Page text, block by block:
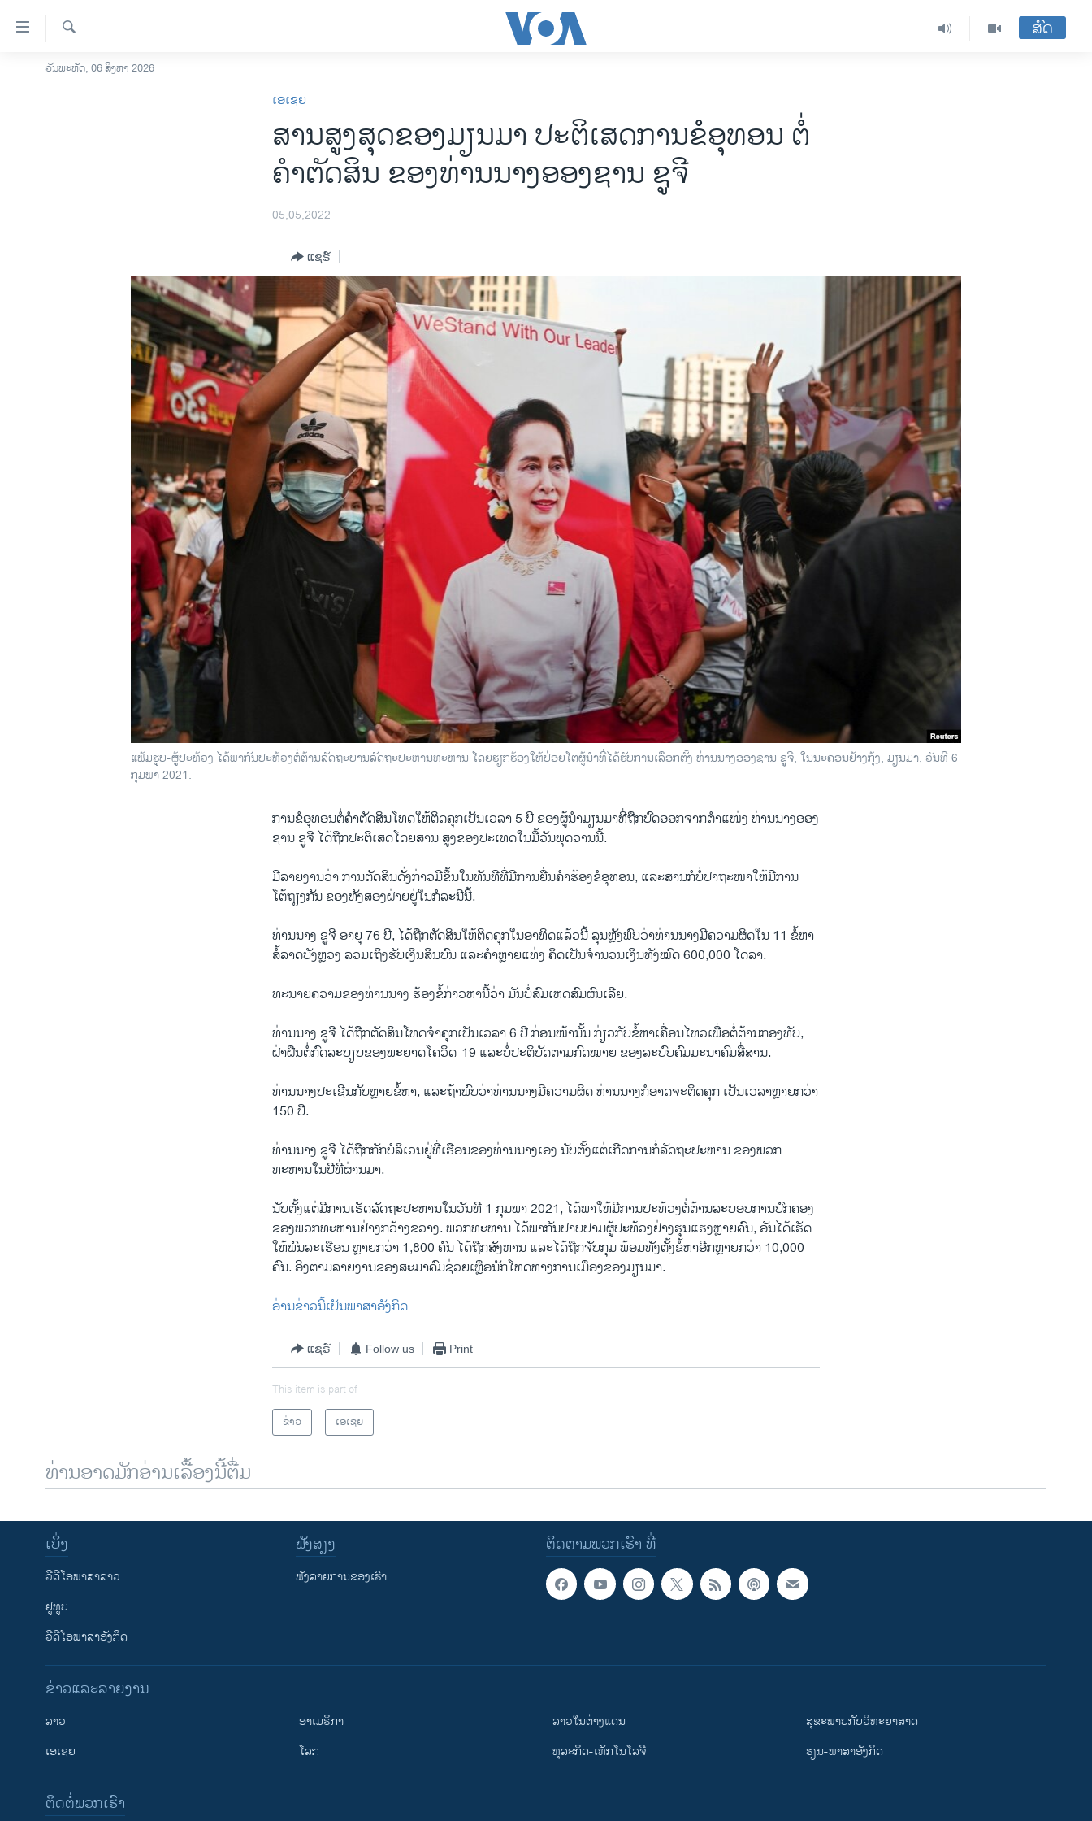
ລິ້ງ
ສຳຫລັບ
ໂຮມເພຈ
ອິດສະຫຼະພາບດ້ານການຂ່າວ
ວິທະຍາສາດ-ເທັກໂນໂລຈີ
ຄົ້ນຫາ
ສົດ
ວັນພະຫັດ, 06 ສິງຫາ 2026
ເອເຊຍ
ສານສູງສຸດຂອງມຽນມາ ປະຕິເສດການຂໍອຸທອນ ຕໍ່
ຄຳ​ຕັດ​ສິນ ຂອງທ່ານນາງອອງຊານ ຊູຈີ
05,05,2022
ແຊຣ໌
ແຟ້ມຮູບ-ຜູ້ປະທ້ວງ ໄດ້ພາກັນປະທ້ວງຕໍ່ຕ້ານລັດຖະບານລັດຖະປະຫານທະຫານ ໂດຍຮຽກຮ້ອງໃຫ້ປ່ອຍໂຕຜູ້ນໍາທີ່ໄດ້ຮັບການເລືອກຕັ້ງ ທ່ານນາງອອງຊານ ຊູຈີ, ໃນນະຄອນຢ້າງກຸ້ງ, ມຽນມາ, ວັນທີ 6
ກຸມພາ 2021.
ການ​ຂໍ​ອຸ​ທອນ​ຕໍ່​ຄຳຕັດສິນໂທດ​ໃຫ້ຕິດຄຸກເປັນເວລາ 5 ປີ ຂອງຜູ້ນໍາມຽນມາທີ່ຖືກປົດ​ອອກ​ຈາກ​ຕຳ​ແໜ່ງ ທ່ານນາງອອງ
ຊານ ຊູຈີ ໄດ້ຖືກປະຕິເສດໂດຍສານ ສູງຂອງປະເທດໃນມື້ວັນພຸດວານນີ້.
ມີລາຍງານວ່າ ການຕັດສິນດັ່ງກ່າວມີຂຶ້ນໃນທັນທີທີ່ມີການຍື່ນຄໍາຮ້ອງຂໍອຸທອນ, ແລະສານກໍບໍ່ປາຖະໜາໃຫ້ມີການ
ໂຕ້ຖຽງກັນ ຂອງທັງສອງຝ່າຍຢູ່ໃນກໍລະນີນີ້.
ທ່ານນາງ ຊູຈີ ອາຍຸ 76 ປີ, ໄດ້ຖືກຕັດສິນໃຫ້ຕິດຄຸກໃນອາທິດແລ້ວນີ້ ລຸນຫຼັງພົບວ່າທ່ານນາງມີຄວາມຜິດໃນ 11 ຂໍ້ຫາ
ສໍ້ລາດບັງຫຼວງ ລວມເຖິງຮັບເງິນສິນບົນ ແລະຄໍາຫຼາຍແທ່ງ ຄິດເປັນຈໍານວນເງິນທັງໝົດ 600,000 ໂດລາ.
ທະນາຍຄວາມຂອງທ່ານນາງ ຮ້ອງຂໍ້ກ່າວຫານີ້ວ່າ ມັນບໍ່ສົມເຫດສົມຜົນເລີຍ.
ທ່ານນາງ ຊູຈີ ໄດ້ຖືກຕັດສິນໂທດຈໍາຄຸກເປັນເວລາ 6 ປີ ກ່ອນໜ້ານັ້ນ ກ່ຽວກັບຂໍ້ຫາເຄື່ອນໄຫວເພື່ອຕໍ່ຕ້ານກອງທັບ,
ຝ່າຝືນຕໍ່ກົດລະບຽບຂອງພະຍາດໂຄວິດ-19 ແລະບໍ່ປະຕິບັດຕາມກົດໝາຍ ຂອງລະບົບຄົມມະນາຄົມສື່ສານ.
ທ່ານນາງປະເຊີນກັບຫຼາຍຂໍ້ຫາ, ແລະຖ້າພົບວ່າທ່ານນາງມີຄວາມຜິດ ທ່ານນາງກໍອາດຈະຕິດຄຸກ ເປັນເວລາຫຼາຍກວ່າ
150 ປີ.
ທ່ານນາງ ຊູຈີ ໄດ້ຖືກກັກບໍລິເວນຢູ່ທີ່ເຮືອນຂອງທ່ານນາງເອງ ນັບຕັ້ງແຕ່ເກີດການກໍ່ລັດຖະປະຫານ ຂອງພວກ
ທະຫານໃນປີທີ່ຜ່ານມາ.
ນັບຕັ້ງແຕ່ມີການເຮັດລັດຖະປະຫານໃນວັນທີ 1 ກຸມພາ 2021, ໄດ້ພາໃຫ້ມີການປະທ້ວງຕໍ່ຕ້ານລະບອບການປົກຄອງ
ຂອງພວກທະຫານຢ່າງກວ້າງຂວາງ. ພວກທະຫານ ໄດ້ພາກັນປາບປາມຜູ້ປະທ້ວງຢ່າງຮຸນແຮງຫຼາຍຄົນ, ອັນໄດ້ເຮັດ
ໃຫ້ພົນລະເຮືອນ ຫຼາຍກວ່າ 1,800 ຄົນ ໄດ້ຖືກສັງຫານ ແລະໄດ້ຖືກຈັບກຸມ ພ້ອມທັງຕັ້ງຂໍ້ຫາອີກຫຼາຍກວ່າ 10,000
ຄົນ. ອີງຕາມລາຍງານຂອງສະມາຄົມຊ່ວຍເຫຼືອນັກໂທດທາງການເມືອງຂອງມຽນມາ.
ອ່ານຂ່າວນີ້ເປັນພາສາອັງກິດ
ແຊຣ໌ Follow us Print
This item is part of
ຂ່າວ
ເອເຊຍ
ທ່ານອາດມັກອ່ານເລື້ອງນີ້ຕື່ມ
ຕິດຕາມພວກເຮົາ ທີ່
ເບິ່ງ
ວີດີໂອພາສາລາວ
ຢູທູບ
ວີດີໂອພາສາອັງກິດ
ຟັງສຽງ
ຟັງລາຍການຂອງເຮົາ
ຂ່າວແລະລາຍງານ
ລາວ
ເອເຊຍ
ອາເມຣິກາ
ໂລກ
ລາວໃນຕ່າງແດນ
ທຸລະກິດ-ເທັກໂນໂລຈີ
ສຸຂະພາບກັບວິທະຍາສາດ
ຮຽນ-ພາສາອັງກິດ
ຕິດຕໍ່ພວກເຮົາ